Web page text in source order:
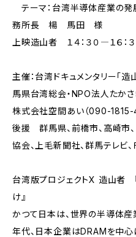
テーマ：台湾半導体産業の
務所長 楊 馬田 様
上映造山者 １４：３０―１６：３
主催：台湾ドキュメンタリー「
馬県台湾総会・NPO法人たか
株式会社空間あい（090-1815-
後援 群馬県、前橋市、高崎市
協会、上毛新聞社、群馬テレビ
台湾版プロジェクトX 造山者
け』
かつて日本は、世界の半導体産
年代、日本企業はDRAMを中心